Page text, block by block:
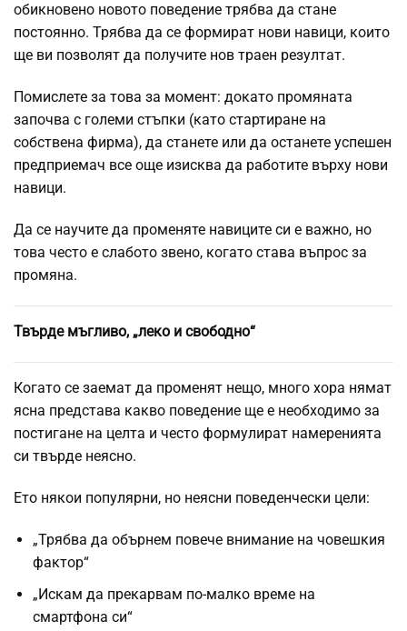
обикновено новото поведение трябва да стане
постоянно. Трябва да се формират нови навици, които
ще ви позволят да получите нов траен резултат.
Помислете за това за момент: докато промяната
започва с големи стъпки (като стартиране на
собствена фирма), да станете или да останете успешен
предприемач все още изисква да работите върху нови
навици.
Да се ​​научите да променяте навиците си е важно, но
това често е слабото звено, когато става въпрос за
промяна.
Твърде мъгливо, „леко и свободно“
Когато се заемат да променят нещо, много хора нямат
ясна представа какво поведение ще е необходимо за
постигане на целта и често формулират намеренията
си твърде неясно.
Ето някои популярни, но неясни поведенчески цели:
„Трябва да обърнем повече внимание на човешкия
фактор“
„Искам да прекарвам по-малко време на
смартфона си“